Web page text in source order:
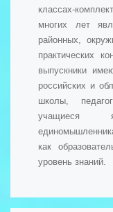
классах-
многих лет
районных,
практических
выпускники
российских и
школы,
учащиеся
как
уровень знаний.